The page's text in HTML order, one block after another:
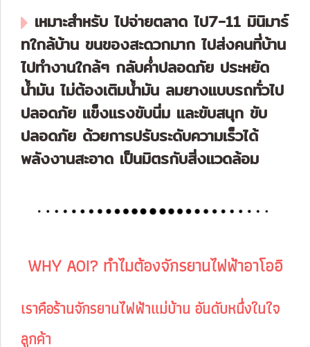
เหมาะสำหรับ ไปจ่ายตลาด ไป7-11 มินิมาร์
ทใกล้บ้าน ขนของสะดวกมาก ไปส่งคนที่บ้าน
ไปทำงานใกล้ๆ กลับค่ำปลอดภัย ประหยัด
น้ำมัน ไม่ต้องเติมน้ำมัน ลมยางแบบรถทั่วไป
ปลอดภัย แข็งแรงขับนิ่ม และขับสนุก ขับ
ปลอดภัย ด้วยการปรับระดับความเร็วได้
พลังงานสะอาด เป็นมิตรกับสิ่งแวดล้อม
WHY AOI? ทำไมต้องจักรยานไฟฟ้าอาโออิ
เราคือร้านจักรยานไฟฟ้าแม่บ้าน อันดับหนึ่งในใจ
ลูกค้า